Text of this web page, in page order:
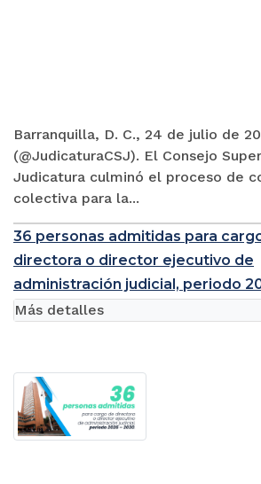
Barranquilla, D. C., 24 de julio de
(@JudicaturaCSJ). El Consejo
Judicatura culminó el proceso de
colectiva para la...
36 personas admitidas para
directora o director ejecutivo de
administración judicial, periodo
Más detalles